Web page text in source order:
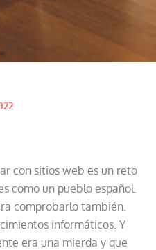
con sitios web es un reto
como un pueblo español.
comprobarlo también.
informáticos. Y
era una mierda y que